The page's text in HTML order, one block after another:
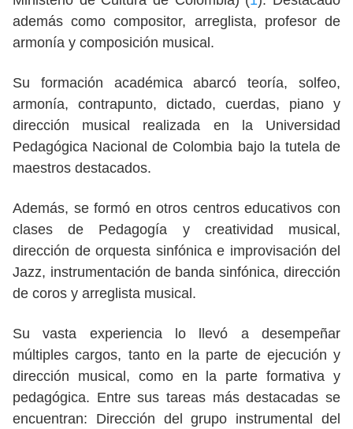
además como compositor, arreglista, profesor de
armonía y composición musical.
Su formación académica abarcó teoría, solfeo,
armonía, contrapunto, dictado, cuerdas, piano y
dirección musical realizada en la Universidad
Pedagógica Nacional de Colombia bajo la tutela de
maestros destacados.
Además, se formó en otros centros educativos con
clases de Pedagogía y creatividad musical,
dirección de orquesta sinfónica e improvisación del
Jazz, instrumentación de banda sinfónica, dirección
de coros y arreglista musical.
Su vasta experiencia lo llevó a desempeñar
múltiples cargos, tanto en la parte de ejecución y
dirección musical, como en la parte formativa y
pedagógica. Entre sus tareas más destacadas se
encuentran: Dirección del grupo instrumental del